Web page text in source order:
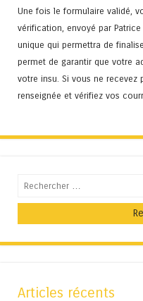
Une fois le formulaire validé,
vérification, envoyé par
unique qui permettra de
permet de garantir que votre
votre insu. Si vous ne recevez
renseignée et vérifiez vos
Recherche
Articles récents